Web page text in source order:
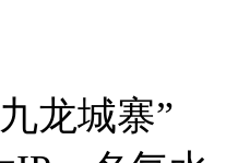
龙城寨”